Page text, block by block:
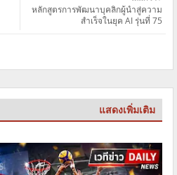
หลักสูตรการพัฒนาบุคลิกผู้นำสู่ความ
สำเร็จในยุค AI รุ่นที่ 75
แสดงเพิ่มเติม